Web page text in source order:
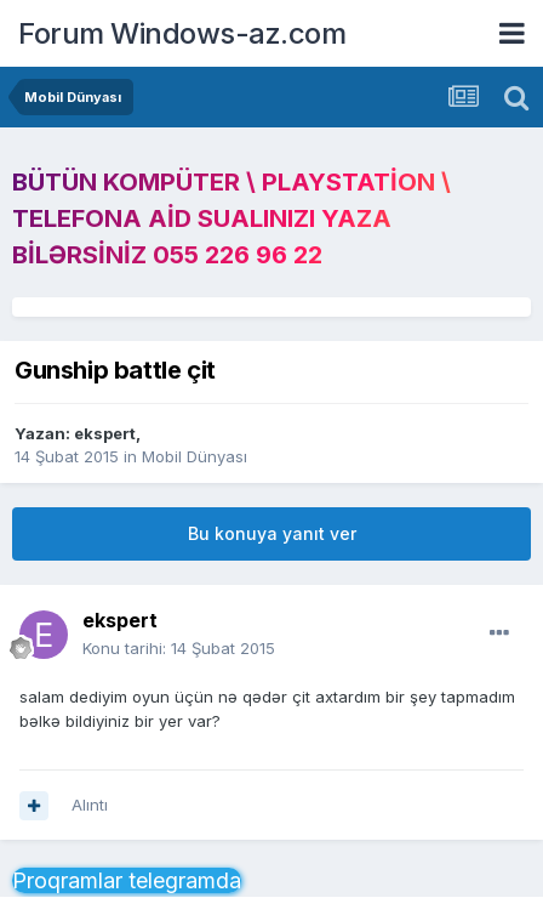
Forum Windows-az.com
Mobil Dünyası
BÜTÜN KOMPÜTER \ PLAYSTATION \
TELEFONA AID SUALINIZI YAZA
BILƏRSINIZ 055 226 96 22
Gunship battle çit
Yazan: ekspert,
14 Şubat 2015 in Mobil Dünyası
Bu konuya yanıt ver
ekspert
Konu tarihi: 14 Şubat 2015
salam dediyim oyun üçün nə qədər çit axtardım bir şey tapmadım
bəlkə bildiyiniz bir yer var?
Alıntı
Proqramlar telegramda